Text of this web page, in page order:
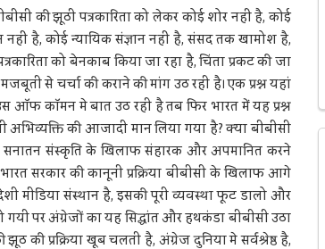
की झूठी पत्रकारिता को लेकर कोई शोर नहीं है, कोई
नहीं है, कोई न्यायिक संज्ञान नहीं है, संसद तक खामोश है,
को बेनकाब किया जा रहा है, चिंता प्रकट की जा
से चर्चा की कराने की मांग उठ रही है। एक प्रश्न यहां
ऑफ कॉमन मे बात उठ रही है तब फिर भारत में यह प्रश्न
अभिव्यक्ति की आजादी मान लिया गया है? क्या बीबीसी
सनातन संस्कृति के खिलाफ संहारक और अपमानित करने
सरकार की कानूनी प्रक्रिया बीबीसी के खिलाफ आगे
मीडिया संस्थान है, इसकी पूरी व्यवस्था फूट डालो और
पर अंग्रेजों का यह सिद्धांत और हथकंडा बीबीसी उठा
की प्रक्रिया खूब चलती है, अंग्रेज दुनिया मे सर्वश्रेष्ठ है,